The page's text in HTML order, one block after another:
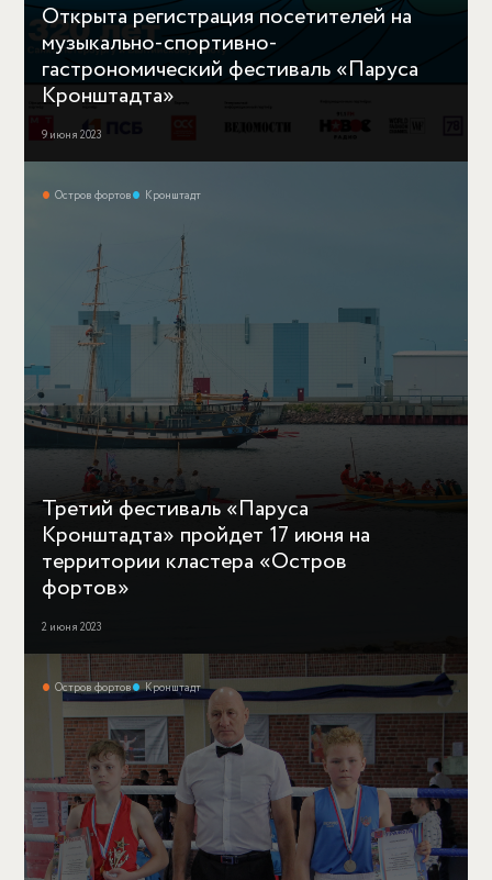
Открыта регистрация посетителей на
музыкально-спортивно-
гастрономический фестиваль «Паруса
Кронштадта»
9 июня 2023
Остров фортов Кронштадт
Третий фестиваль «Паруса
Кронштадта» пройдет 17 июня на
территории кластера «Остров
фортов»
2 июня 2023
Остров фортов Кронштадт